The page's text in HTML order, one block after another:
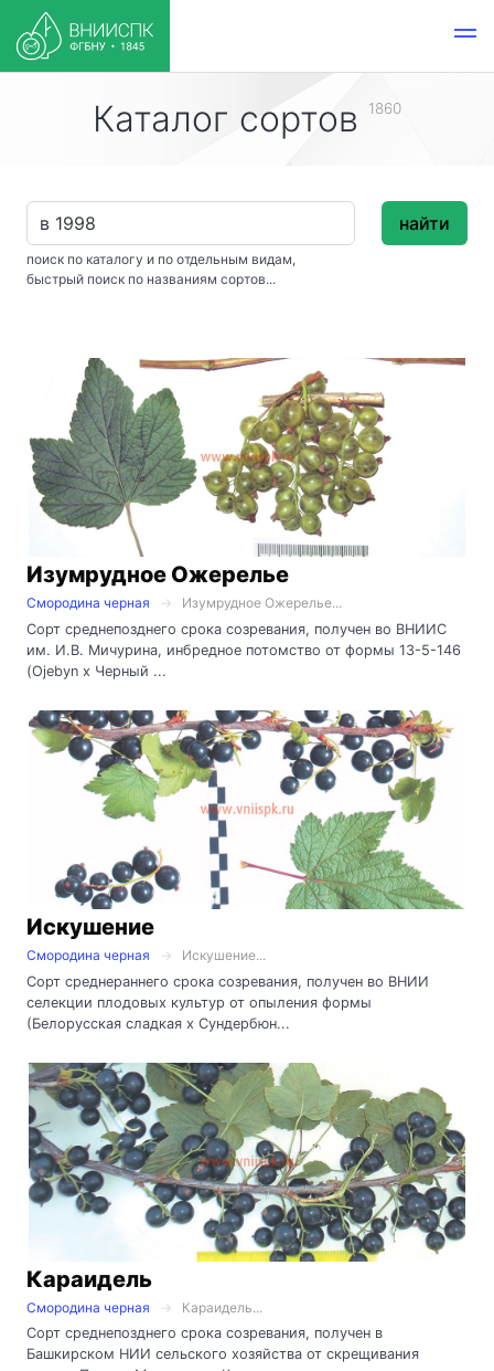
Каталог сортов 1860
поиск по каталогу и по отдельным видам,
быстрый поиск по названиям сортов...
найти
Изумрудное Ожерелье
Смородина черная
Изумрудное Ожерелье...
Сорт среднепозднего срока созревания, получен во ВНИИС
им. И.В. Мичурина, инбредное потомство от формы 13-5-146
(Ojebyn х Черный ...
Искушение
Смородина черная
Искушение...
Сорт среднераннего срока созревания, получен во ВНИИ
селекции плодовых культур от опыления формы
(Белорусская сладкая х Сундербюн...
Караидель
Смородина черная
Караидель...
Сорт среднепозднего срока созревания, получен в
Башкирском НИИ сельского хозяйства от скрещивания